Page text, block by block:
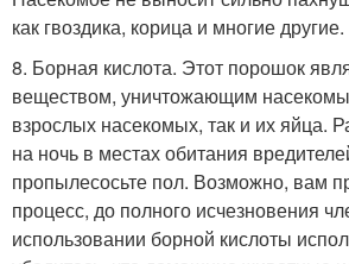
как гвоздика, корица и многие другие.
8. Борная кислота. Этот порошок
веществом, уничтожающим
взрослых насекомых, так и их яйца.
на ночь в местах обитания
пропылесосьте пол. Возможно, вам
процесс, до полного исчезновения
использовании борной кислоты